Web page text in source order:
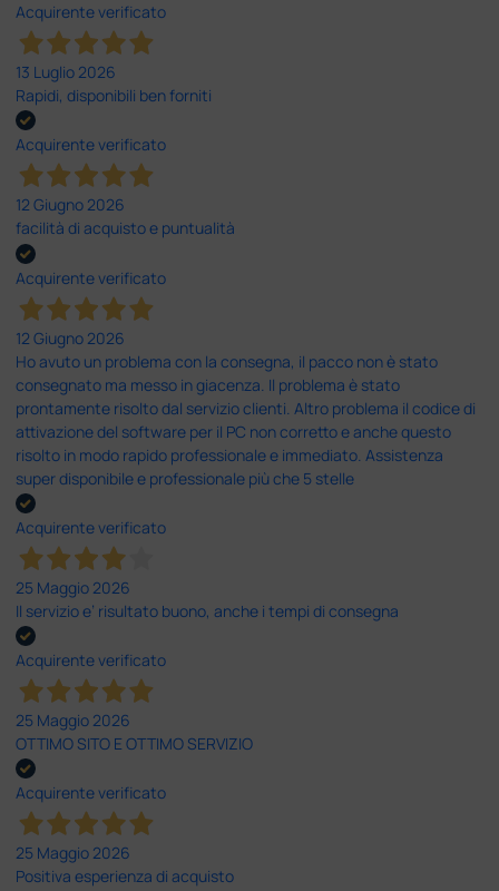
Acquirente verificato
13 Luglio 2026
Rapidi, disponibili ben forniti
Acquirente verificato
12 Giugno 2026
facilità di acquisto e puntualità
Acquirente verificato
12 Giugno 2026
Ho avuto un problema con la consegna, il pacco non è stato
consegnato ma messo in giacenza. Il problema è stato
prontamente risolto dal servizio clienti. Altro problema il codice di
attivazione del software per il PC non corretto e anche questo
risolto in modo rapido professionale e immediato. Assistenza
super disponibile e professionale più che 5 stelle
Acquirente verificato
25 Maggio 2026
Il servizio e’ risultato buono, anche i tempi di consegna
Acquirente verificato
25 Maggio 2026
OTTIMO SITO E OTTIMO SERVIZIO
Acquirente verificato
25 Maggio 2026
Positiva esperienza di acquisto